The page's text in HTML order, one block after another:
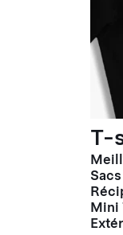
T-
Sacs
Mini